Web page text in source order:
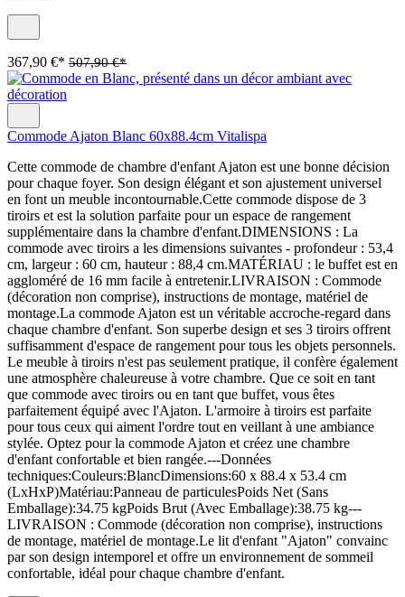
367,90 €* 507,90 €*
Commode Ajaton Blanc 60x88.4cm Vitalispa
Cette commode de chambre d'enfant Ajaton est une bonne décision
pour chaque foyer. Son design élégant et son ajustement universel
en font un meuble incontournable.Cette commode dispose de 3
tiroirs et est la solution parfaite pour un espace de rangement
supplémentaire dans la chambre d'enfant.DIMENSIONS : La
commode avec tiroirs a les dimensions suivantes - profondeur : 53,4
cm, largeur : 60 cm, hauteur : 88,4 cm.MATÉRIAU : le buffet est en
aggloméré de 16 mm facile à entretenir.LIVRAISON : Commode
(décoration non comprise), instructions de montage, matériel de
montage.La commode Ajaton est un véritable accroche-regard dans
chaque chambre d'enfant. Son superbe design et ses 3 tiroirs offrent
suffisamment d'espace de rangement pour tous les objets personnels.
Le meuble à tiroirs n'est pas seulement pratique, il confère également
une atmosphère chaleureuse à votre chambre. Que ce soit en tant
que commode avec tiroirs ou en tant que buffet, vous êtes
parfaitement équipé avec l'Ajaton. L'armoire à tiroirs est parfaite
pour tous ceux qui aiment l'ordre tout en veillant à une ambiance
stylée. Optez pour la commode Ajaton et créez une chambre
d'enfant confortable et bien rangée.---Données
techniques:Couleurs:BlancDimensions:60 x 88.4 x 53.4 cm
(LxHxP)Matériau:Panneau de particulesPoids Net (Sans
Emballage):34.75 kgPoids Brut (Avec Emballage):38.75 kg---
LIVRAISON : Commode (décoration non comprise), instructions
de montage, matériel de montage.Le lit d'enfant "Ajaton" convainc
par son design intemporel et offre un environnement de sommeil
confortable, idéal pour chaque chambre d'enfant.